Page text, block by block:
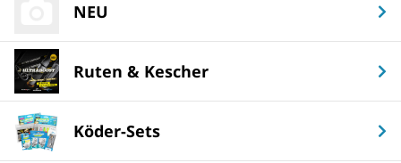
NEU
Ruten & Kescher
Köder-Sets